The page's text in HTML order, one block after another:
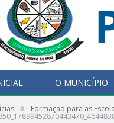
O MUNICÍPIO
» Formação para as